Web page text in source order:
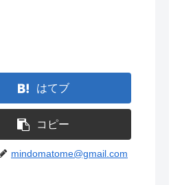
はてブ
コピー
mindomatome@gmail.com